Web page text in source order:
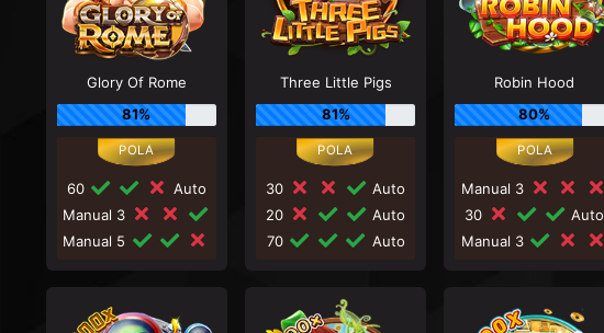
Glory Of Rome
81%
60
Auto
Manual 3
Manual 5
Three Little Pigs
81%
30
Auto
20
Auto
70
Auto
Robin Hood
80%
Manual 3
30
Auto
Manual 3